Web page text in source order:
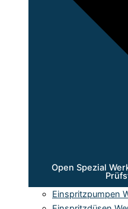
Open Spezial
Einspritzpumpen